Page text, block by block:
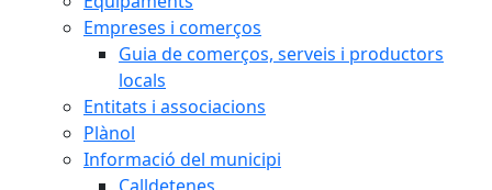
Empreses i comerços
Guia de comerços, serveis i productors
locals
Entitats i associacions
Plànol
Informació del municipi